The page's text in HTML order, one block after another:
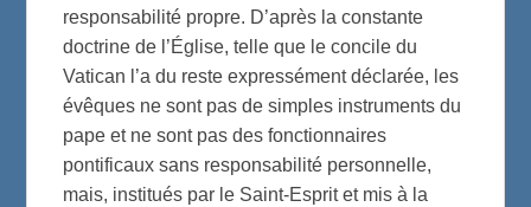
responsabilité propre. D’après la constante
doctrine de l’Église, telle que le concile du
Vatican l’a du reste expressément déclarée, les
évêques ne sont pas de simples instruments du
pape et ne sont pas des fonctionnaires
pontificaux sans responsabilité personnelle,
mais, institués par le Saint-Esprit et mis à la